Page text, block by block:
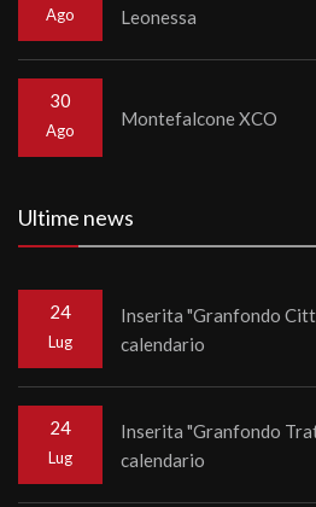
Ago
Leonessa
30
Ago
Montefalcone XCO
Ultime news
24
Lug
Inserita "Granfondo
calendario
24
Lug
Inserita "Granfondo
calendario